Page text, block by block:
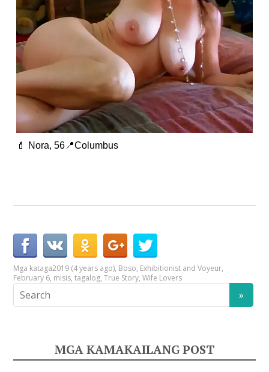
💄 Nora, 56📍Columbus
Mga kataga2019 (4 years ago), Boso, Exhibitionist and Voyeur,
February 6, misis,tagalog,True Story,Wife Lovers
MGA KAMAKAILANG POST